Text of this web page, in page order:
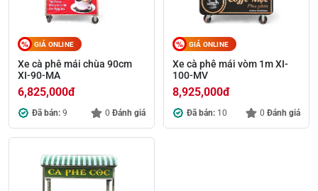
GIÁ ONLINE
Xe cà phê mái chùa 90cm
XI-90-MA
6,825,000đ
Đã bán: 9 0 Đánh giá
GIÁ ONLINE
Xe cà phê mái vòm 1m XI-
100-MV
8,925,000đ
Đã bán: 10 0 Đánh giá